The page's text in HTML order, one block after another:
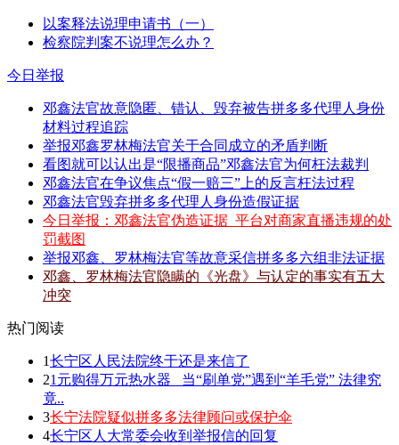
以案释法说理申请书（一）
检察院判案不说理怎么办？
今日举报
邓鑫法官故意隐匿、错认、毁弃被告拼多多代理人身份
材料过程追踪
举报邓鑫罗林梅法官关于合同成立的矛盾判断
看图就可以认出是“限播商品”邓鑫法官为何枉法裁判
邓鑫法官在争议焦点“假一赔三”上的反言枉法过程
邓鑫法官毁弃拼多多代理人身份造假证据
今日举报：邓鑫法官伪造证据_平台对商家直播违规的处
罚截图
举报邓鑫、罗林梅法官等故意采信拼多多六组非法证据
邓鑫、罗林梅法官隐瞒的《光盘》与认定的事实有五大
冲突
热门阅读
1长宁区人民法院终于还是来信了
21元购得万元热水器 _当“刷单党”遇到“羊毛党” 法律究
竟..
3长宁法院疑似拼多多法律顾问或保护伞
4长宁区人大常委会收到举报信的回复